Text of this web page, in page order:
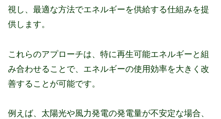
視し、最適な方法でエネルギーを供給する仕組みを提
供します。
これらのアプローチは、特に再生可能エネルギーと組
み合わせることで、エネルギーの使用効率を大きく改
善することが可能です。
例えば、太陽光や風力発電の発電量が不安定な場合、